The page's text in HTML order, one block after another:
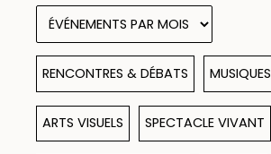
RENCONTRES & DÉBATS MUSIQUES
ARTS VISUELS SPECTACLE VIVANT